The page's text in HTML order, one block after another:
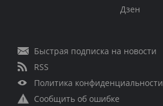
Дзен
Быстрая подписка на новости
RSS
Политика конфиденциальности
Сообщить об ошибке